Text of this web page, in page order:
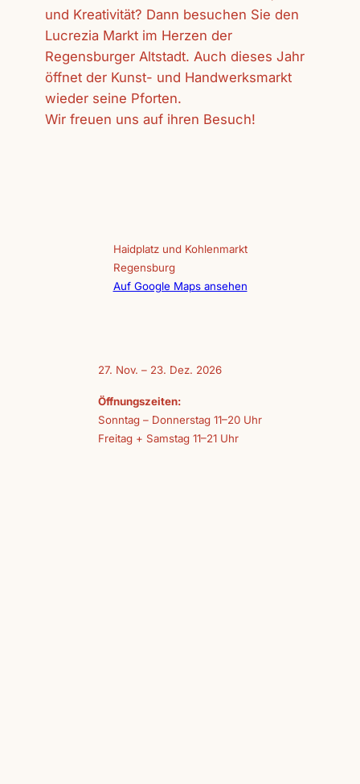
und Kreativität? Dann besuchen Sie den
Lucrezia Markt im Herzen der
Regensburger Altstadt. Auch dieses Jahr
öffnet der Kunst- und Handwerksmarkt
wieder seine Pforten.
Wir freuen uns auf ihren Besuch!
Haidplatz und Kohlenmarkt
Regensburg
Auf Google Maps ansehen
27. Nov. – 23. Dez. 2026
Öffnungszeiten:
Sonntag – Donnerstag 11–20 Uhr
Freitag + Samstag 11–21 Uhr